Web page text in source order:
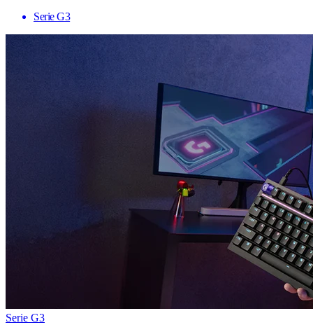
Serie G3
Serie G3